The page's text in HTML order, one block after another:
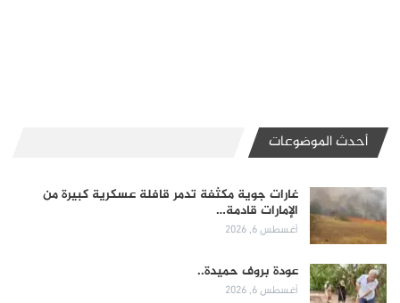
أحدث الموضوعات
غارات جوية مكثفة تدمر قافلة عسكرية كبيرة من
الإمارات قادمة…
أغسطس 6, 2026
عودة بروف حميدة..
أغسطس 6, 2026